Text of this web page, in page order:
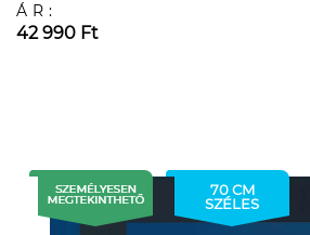
ÁR:
42 990 Ft
70 CM
SZÉLES